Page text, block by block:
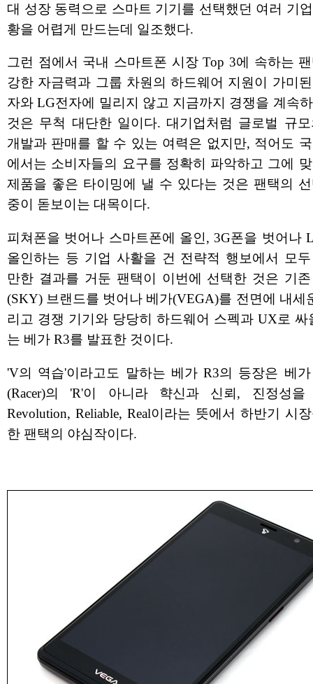
대 성장 동력으로 스마트 기기를 선택했던 여러 기
황을 어렵게 만드는데 일조했다.
그런 점에서 국내 스마트폰 시장 Top 3에 속하는
강한 자금력과 그룹 차원의 하드웨어 지원이 가미
자와 LG전자에 밀리지 않고 지금까지 경쟁을 계속
것은 무척 대단한 일이다. 대기업처럼 글로벌 규
개발과 판매를 할 수 있는 여력은 없지만, 적어도
에서는 소비자들의 요구를 정확히 파악하고 그에
제품을 좋은 타이밍에 낼 수 있다는 것은 팬택의
중이 돋보이는 대목이다.
피쳐폰을 벗어나 스마트폰에 올인, 3G폰을 벗어나
올인하는 등 기업 사활을 건 전략적 행보에서 모
만한 결과를 거둔 팬택이 이번에 선택한 것은 기
(SKY) 브랜드를 벗어나 베가(VEGA)를 전면에 내세
리고 경쟁 기기와 당당히 하드웨어 스펙과 UX로 싸
는 베가 R3를 발표한 것이다.
'V의 역습'이라고도 말하는 베가 R3의 등장은 베
(Racer)의 'R'이 아니라 햑신과 신뢰, 진정성을
Revolution, Reliable, Real이라는 뜻에서 하반기 시
한 팬택의 야심작이다.